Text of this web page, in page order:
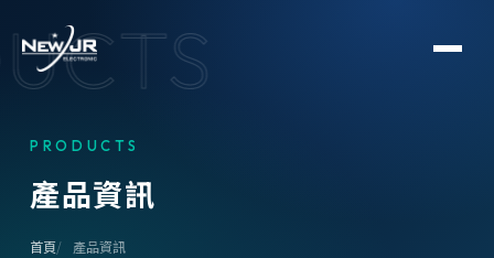
PRODUCTS
產品資訊
首頁 產品資訊